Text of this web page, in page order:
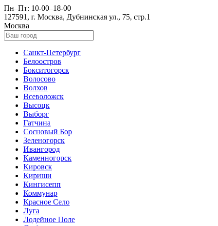
Пн–Пт: 10-00–18-00
127591, г. Москва, Дубнинская ул., 75, стр.1
Москва
Санкт-Петербург
Белоостров
Бокситогорск
Волосово
Волхов
Всеволожск
Высоцк
Выборг
Гатчина
Сосновый Бор
Зеленогорск
Ивангород
Каменногорск
Кировск
Кириши
Кингисепп
Коммунар
Красное Село
Луга
Лодейное Поле